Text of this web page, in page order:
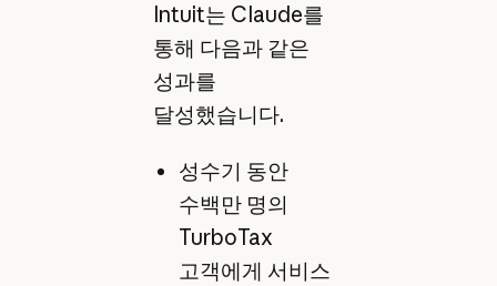
Intuit는 Claude를
통해 다음과 같은
성과를
달성했습니다.
성수기 동안
수백만 명의
TurboTax
고객에게 서비스